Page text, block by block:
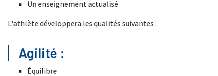
Un enseignement actualisé
L'athlète développera les qualités suivantes :
Agilité :
Équilibre